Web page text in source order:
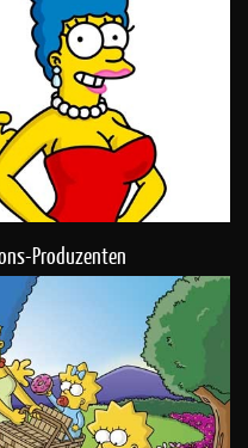
Produzenten